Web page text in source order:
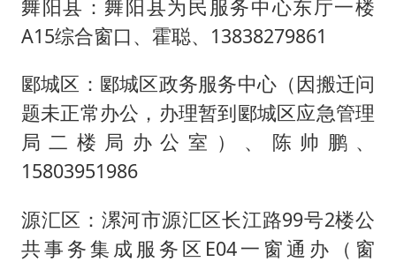
舞阳县：舞阳县为民服务中心东厅一楼
A15综合窗口、霍聪、13838279861
郾城区：郾城区政务服务中心（因搬迁问
题未正常办公，办理暂到郾城区应急管理
局二楼局办公室）、陈帅鹏、
15803951986
源汇区：漯河市源汇区长江路99号2楼公
共事务集成服务区E04一窗通办（窗